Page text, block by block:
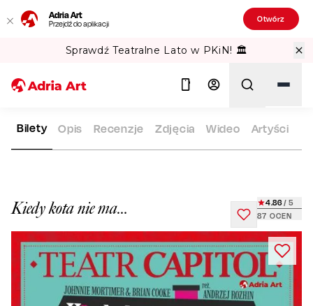
Adria Art
Przejdź do aplikacji Otwórz
Sprawdź Teatralne Lato w PKiN! 🏛️
ADRIA ART REPERTUAR KIEDY KOTA NIE MA…
Kiedy kota nie ma… 87 OCEN
4.86/ 5
Bilety Opis Recenzje Zdjęcia Wideo Artyści